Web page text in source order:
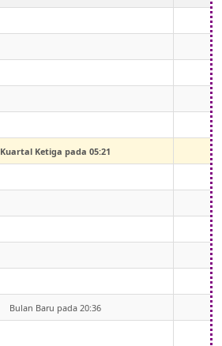
Kuartal Ketiga pada 05:21
Bulan Baru pada 20:36